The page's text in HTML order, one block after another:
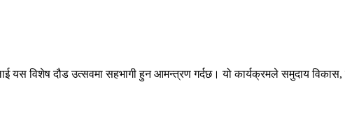
दौड उत्सवमा सहभागी हुन आमन्त्रण गर्दछ। यो कार्यक्रमले समुदाय विकास,